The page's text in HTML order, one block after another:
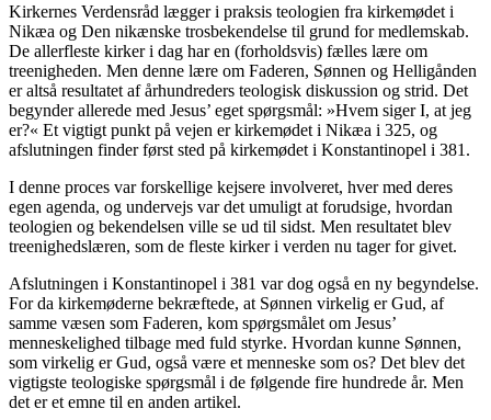
Kirkernes Verdensråd lægger i praksis teologien fra kirkemødet i
Nikæa og Den nikænske trosbekendelse til grund for medlemskab.
De allerfleste kirker i dag har en (forholdsvis) fælles lære om
treenigheden. Men denne lære om Faderen, Sønnen og Helligånden
er altså resultatet af århundreders teologisk diskussion og strid. Det
begynder allerede med Jesus’ eget spørgsmål: »Hvem siger I, at jeg
er?« Et vigtigt punkt på vejen er kirkemødet i Nikæa i 325, og
afslutningen finder først sted på kirkemødet i Konstantinopel i 381.
I denne proces var forskellige kejsere involveret, hver med deres
egen agenda, og undervejs var det umuligt at forudsige, hvordan
teologien og bekendelsen ville se ud til sidst. Men resultatet blev
treenighedslæren, som de fleste kirker i verden nu tager for givet.
Afslutningen i Konstantinopel i 381 var dog også en ny begyndelse.
For da kirkemøderne bekræftede, at Sønnen virkelig er Gud, af
samme væsen som Faderen, kom spørgsmålet om Jesus’
menneskelighed tilbage med fuld styrke. Hvordan kunne Sønnen,
som virkelig er Gud, også være et menneske som os? Det blev det
vigtigste teologiske spørgsmål i de følgende fire hundrede år. Men
det er et emne til en anden artikel.